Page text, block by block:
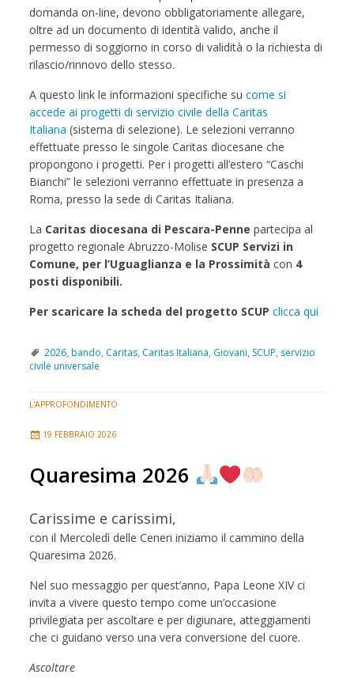
domanda on-line, devono obbligatoriamente allegare,
oltre ad un documento di identità valido, anche il
permesso di soggiorno in corso di validità o la richiesta di
rilascio/rinnovo dello stesso.
A questo link le informazioni specifiche sucome si
accede ai progetti di servizio civile della Caritas
Italiana (sistema di selezione). Le selezioni verranno
effettuate presso le singole Caritas diocesane che
propongono i progetti. Per i progetti all’estero “Caschi
Bianchi” le selezioni verranno effettuate in presenza a
Roma, presso la sede di Caritas Italiana.
La Caritas diocesana di Pescara-Penne partecipa al
progetto regionale Abruzzo-Molise SCUP Servizi in
Comune, per l’Uguaglianza e la Prossimitàcon 4
posti disponibili.
Per scaricare la scheda del progetto SCUP clicca qui
2026,bando, Caritas, Caritas Italiana, Giovani, SCUP, servizio
civile universale
L'APPROFONDIMENTO
19 FEBBRAIO 2026
Quaresima 2026
Carissime e carissimi,
con il Mercoledì delle Ceneri iniziamo il cammino della
Quaresima 2026.
Nel suo messaggio per quest’anno, Papa Leone XIV ci
invita a vivere questo tempo come un’occasione
privilegiata per ascoltare e per digiunare, atteggiamenti
che ci guidano verso una vera conversione del cuore.
Ascoltare